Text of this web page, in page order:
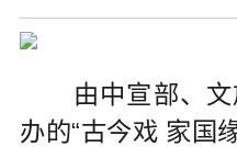
由中宣部、文
办的“古今戏 家国